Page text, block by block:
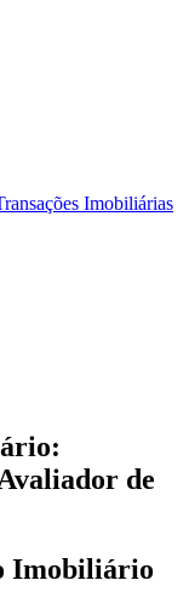
Imobiliárias
de
Imobiliário